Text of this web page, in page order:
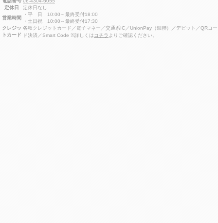
定休日
定休日なし
営業時間
・平 日 10:00～最終受付18:00
・土日祝 10:00～最終受付17:30
クレジッ
トカード
各種クレジットカード／電子マネー／交通系IC／UnionPay（銀聯）／デビット／QRコー
ド決済／Smart Code ※詳しくはコチラ よりご確認ください。